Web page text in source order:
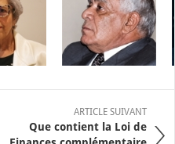
ARTICLE SUIVANT
Que contient la Loi de